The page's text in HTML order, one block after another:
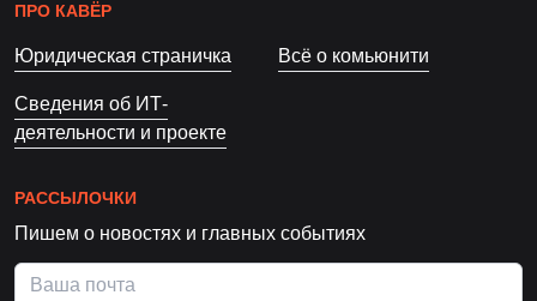
ПРО КАВЁР
Юридическая страничка Всё о комьюнити
Сведения об ИТ-
деятельности и проекте
РАССЫЛОЧКИ
Пишем о новостях и главных событиях